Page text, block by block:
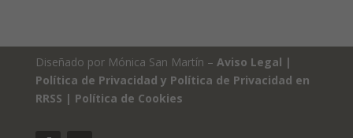
Diseñado por Mónica San Martín – Aviso Legal |
Política de Privacidad y Política de Privacidad en
RRSS | Política de Cookies